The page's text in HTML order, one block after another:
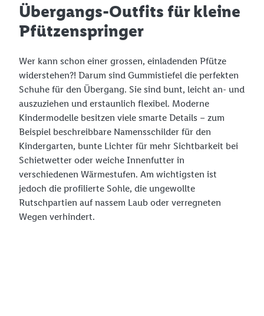
Übergangs-Outfits für kleine
Pfützenspringer
Wer kann schon einer grossen, einladenden Pfütze
widerstehen?! Darum sind Gummistiefel die perfekten
Schuhe für den Übergang. Sie sind bunt, leicht an- und
auszuziehen und erstaunlich flexibel. Moderne
Kindermodelle besitzen viele smarte Details – zum
Beispiel beschreibbare Namensschilder für den
Kindergarten, bunte Lichter für mehr Sichtbarkeit bei
Schietwetter oder weiche Innenfutter in
verschiedenen Wärmestufen. Am wichtigsten ist
jedoch die profilierte Sohle, die ungewollte
Rutschpartien auf nassem Laub oder verregneten
Wegen verhindert.